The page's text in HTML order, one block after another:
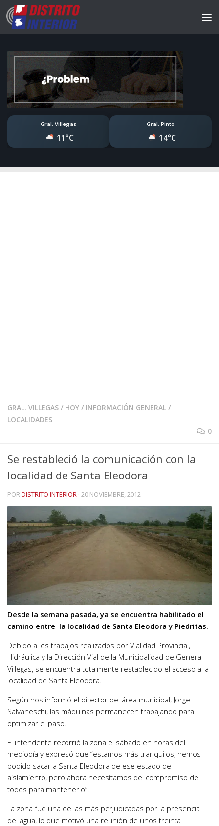
Gral. Villegas
11°C
Gral. Pinto
14°C
GRAL. VILLEGAS / HOY / INFORMACIÓN GENERAL /
LOCALIDADES
0
Se restableció la comunicación con la
localidad de Santa Eleodora
PORDISTRITO INTERIOR · 20 NOVIEMBRE, 2012
Desde la semana pasada, ya se encuentra habilitado el
camino entre la localidad de Santa Eleodora y Piedritas.
Debido a los trabajos realizados por Vialidad Provincial,
Hidráulica y la Dirección Vial de la Municipalidad de General
Villegas, se encuentra totalmente restablecido el acceso a la
localidad de Santa Eleodora.
Según nos informó el director del área municipal, Jorge
Salvaneschi, las máquinas permanecen trabajando para
optimizar el paso.
El intendente recorrió la zona el sábado en horas del
mediodía y expresó que “estamos más tranquilos, hemos
podido sacar a Santa Eleodora de ese estado de
aislamiento, pero ahora necesitamos del compromiso de
todos para mantenerlo”.
La zona fue una de las más perjudicadas por la presencia
del agua, lo que motivó una reunión de unos treinta